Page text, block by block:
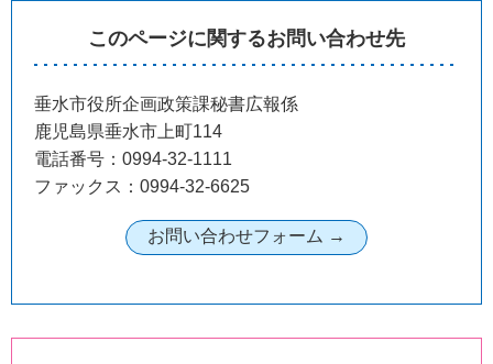
このページに関するお問い合わせ先
垂水市役所企画政策課秘書広報係
鹿児島県垂水市上町114
電話番号：0994-32-1111
ファックス：0994-32-6625